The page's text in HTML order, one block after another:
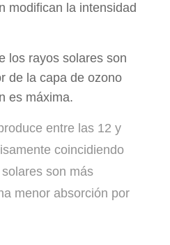
modifican la intensidad
los rayos solares son
de la capa de ozono
es máxima.
entre las 12 y
coincidiendo
son más
menor absorción por